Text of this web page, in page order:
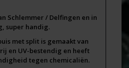
Schlemmer / Delfingen en in
super handig.
met split is gemaakt van
en UV-bestendig en heeft
tegen chemicaliën.